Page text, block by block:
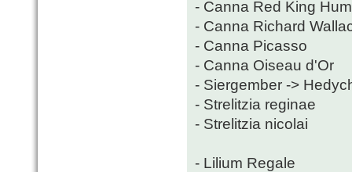
- Canna Red King
- Canna Richard
- Canna Picasso
- Canna Oiseau d'Or
- Siergember ->
- Strelitzia reginae
- Strelitzia nicolai
- Lilium Regale